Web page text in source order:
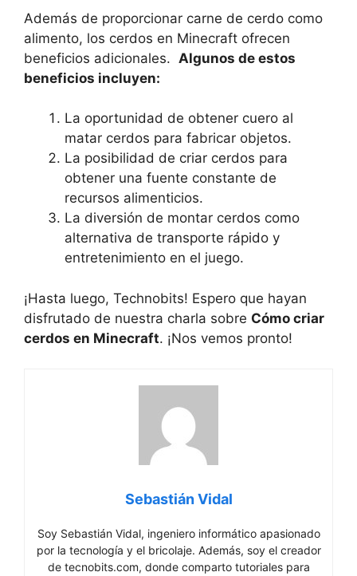
Además de proporcionar carne de ‍cerdo como
alimento, los cerdos en Minecraft ofrecen
beneficios ⁣adicionales. ⁣ Algunos de estos
beneficios incluyen:
La oportunidad de obtener cuero al
matar ‍cerdos para fabricar objetos.
La posibilidad de ​criar cerdos para
obtener una fuente constante de⁤
recursos alimenticios.
La diversión de montar cerdos como
alternativa de transporte rápido y
‍entretenimiento en el‌ juego.
¡Hasta⁤ luego, Technobits! Espero⁢ que hayan
disfrutado de nuestra charla sobre ​ Cómo criar
cerdos en Minecraft. ¡Nos vemos pronto!
Sebastián Vidal
Soy Sebastián Vidal, ingeniero informático apasionado
por la tecnología y el bricolaje. Además, soy el creador
de tecnobits.com, donde comparto tutoriales para